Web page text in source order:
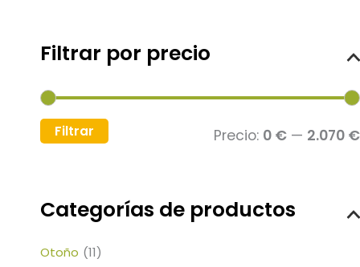
Filtrar por precio
Filtrar Precio: 0 € — 2.070 €
Categorías de productos
Otoño (11)